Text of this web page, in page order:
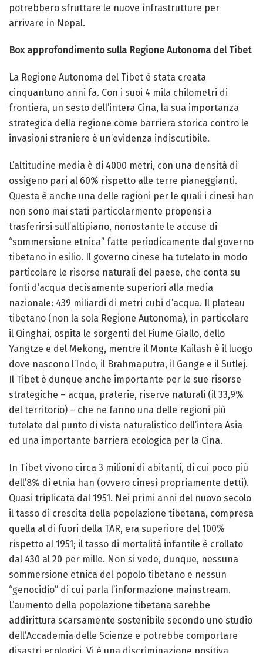
potrebbero sfruttare le nuove infrastrutture per
arrivare in Nepal.
Box approfondimento sulla Regione Autonoma del Tibet
La Regione Autonoma del Tibet è stata creata
cinquantuno anni fa. Con i suoi 4 mila chilometri di
frontiera, un sesto dell’intera Cina, la sua importanza
strategica della regione come barriera storica contro le
invasioni straniere è un’evidenza indiscutibile.
L’altitudine media è di 4000 metri, con una densità di
ossigeno pari al 60% rispetto alle terre pianeggianti.
Questa è anche una delle ragioni per le quali i cinesi han
non sono mai stati particolarmente propensi a
trasferirsi sull’altipiano, nonostante le accuse di
“sommersione etnica” fatte periodicamente dal governo
tibetano in esilio. Il governo cinese ha tutelato in modo
particolare le risorse naturali del paese, che conta su
fonti d’acqua decisamente superiori alla media
nazionale: 439 miliardi di metri cubi d’acqua. Il plateau
tibetano (non la sola Regione Autonoma), in particolare
il Qinghai, ospita le sorgenti del Fiume Giallo, dello
Yangtze e del Mekong, mentre il Monte Kailash è il luogo
dove nascono l’Indo, il Brahmaputra, il Gange e il Sutlej.
Il Tibet è dunque anche importante per le sue risorse
strategiche – acqua, praterie, riserve naturali (il 33,9%
del territorio) – che ne fanno una delle regioni più
tutelate dal punto di vista naturalistico dell’intera Asia
ed una importante barriera ecologica per la Cina.
In Tibet vivono circa 3 milioni di abitanti, di cui poco più
dell’8% di etnia han (ovvero cinesi propriamente detti).
Quasi triplicata dal 1951. Nei primi anni del nuovo secolo
il tasso di crescita della popolazione tibetana, compresa
quella al di fuori della TAR, era superiore del 100%
rispetto al 1951; il tasso di mortalità infantile è crollato
dal 430 al 20 per mille. Non si vede, dunque, nessuna
sommersione etnica del popolo tibetano e nessun
“genocidio” di cui parla l’informazione mainstream.
L’aumento della popolazione tibetana sarebbe
addirittura scarsamente sostenibile secondo uno studio
dell’Accademia delle Scienze e potrebbe comportare